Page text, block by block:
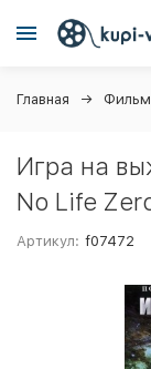
Главная
Игра на
No Life
Артикул: f07472